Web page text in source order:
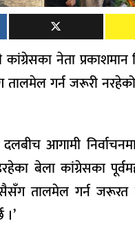
कांग्रेसका नेता
तालमेल गर्न जरूरी
आगामी
बेला कांग्रेसका
तालमेल गर्न